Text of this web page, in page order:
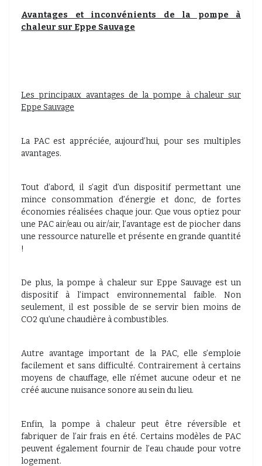
Avantages et inconvénients de la pompe à
chaleur sur Eppe Sauvage
Les principaux avantages de la pompe à chaleur sur
Eppe Sauvage
La PAC est appréciée, aujourd’hui, pour ses multiples
avantages.
Tout d’abord, il s’agit d’un dispositif permettant une
mince consommation d’énergie et donc, de fortes
économies réalisées chaque jour. Que vous optiez pour
une PAC air/eau ou air/air, l’avantage est de piocher dans
une ressource naturelle et présente en grande quantité
!
De plus, la pompe à chaleur sur Eppe Sauvage est un
dispositif à l’impact environnemental faible. Non
seulement, il est possible de se servir bien moins de
CO2 qu’une chaudière à combustibles.
Autre avantage important de la PAC, elle s’emploie
facilement et sans difficulté. Contrairement à certains
moyens de chauffage, elle n’émet aucune odeur et ne
créé aucune nuisance sonore au sein du lieu.
Enfin, la pompe à chaleur peut être réversible et
fabriquer de l’air frais en été. Certains modèles de PAC
peuvent également fournir de l’eau chaude pour votre
logement.